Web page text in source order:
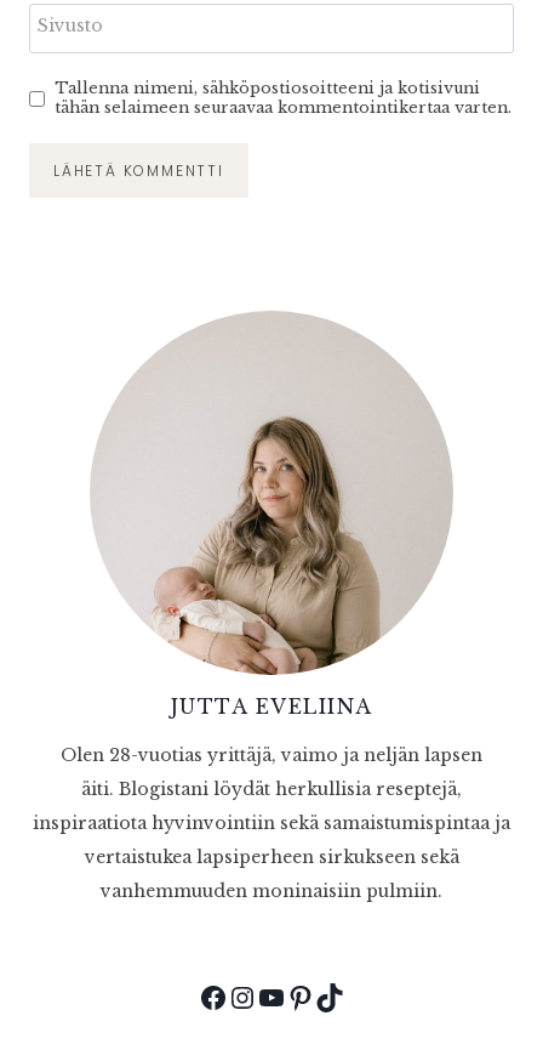
Sivusto
Tallenna nimeni, sähköpostiosoitteeni ja kotisivuni
tähän selaimeen seuraavaa kommentointikertaa varten.
JUTTA EVELIINA
Olen 28-vuotias yrittäjä, vaimo ja neljän lapsen
äiti. Blogistani löydät herkullisia reseptejä,
inspiraatiota hyvinvointiin sekä samaistumispintaa ja
vertaistukea lapsiperheen sirkukseen sekä
vanhemmuuden moninaisiin pulmiin.
Facebook
Instagram
YouTube
Pinterest
TikTok